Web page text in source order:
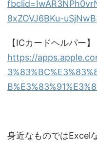
8xZOVJ6BKu-
【ICカードヘルパー】
https://
身近なものではExcel